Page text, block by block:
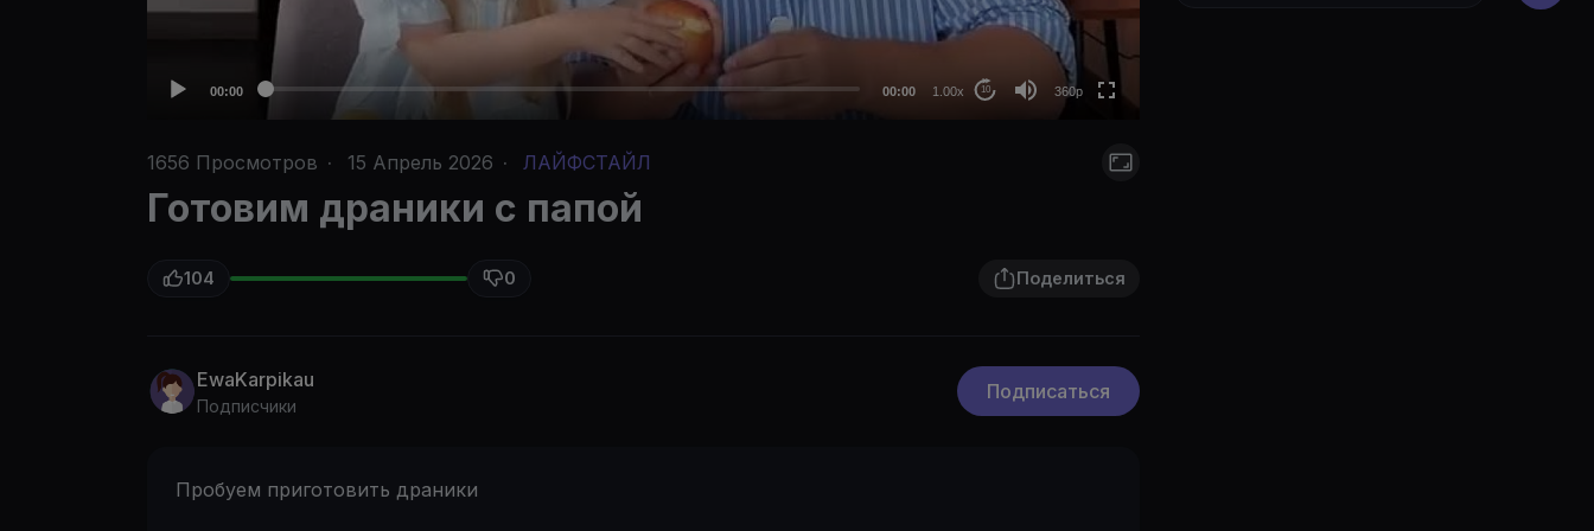
00:00 00:00 1.00x 10 360p
auto
1656 Просмотров · 15 Апрель 2026 · ЛАЙФСТАЙЛ
Готовим драники с папой
104 0 Поделиться
EwaKarpikau
Подписчики
Подписаться
Пробуем приготовить драники